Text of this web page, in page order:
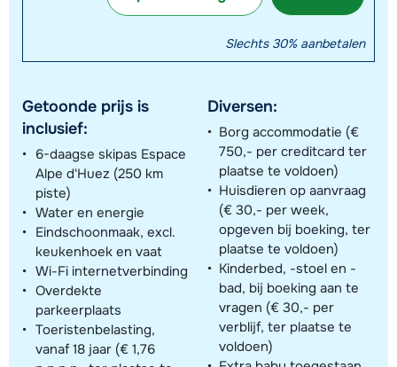
Slechts 30% aanbetalen
Getoonde prijs is
inclusief:
6-daagse skipas Espace
Alpe d'Huez (250 km
piste)
Water en energie
Eindschoonmaak, excl.
keukenhoek en vaat
Wi-Fi internetverbinding
Overdekte
parkeerplaats
Toeristenbelasting,
vanaf 18 jaar (€ 1,76
Diversen:
Borg accommodatie (€
750,- per creditcard ter
plaatse te voldoen)
Huisdieren op aanvraag
(€ 30,- per week,
opgeven bij boeking, ter
plaatse te voldoen)
Kinderbed, -stoel en -
bad, bij boeking aan te
vragen (€ 30,- per
verblijf, ter plaatse te
voldoen)